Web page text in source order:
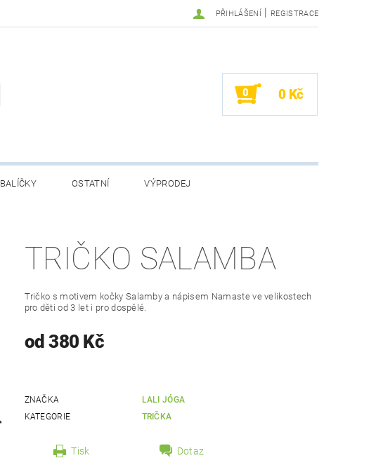
PŘIHLÁŠENÍ | REGISTRACE
0 0 Kč
BALÍČKY OSTATNÍ VÝPRODEJ
TRIČKO SALAMBA
Tričko s motivem kočky Salamby a nápisem Namaste ve velikostech
pro děti od 3 let i pro dospělé.
od 380 Kč
ZNAČKA
LALI JÓGA
KATEGORIE
TRIČKA
Tisk Dotaz